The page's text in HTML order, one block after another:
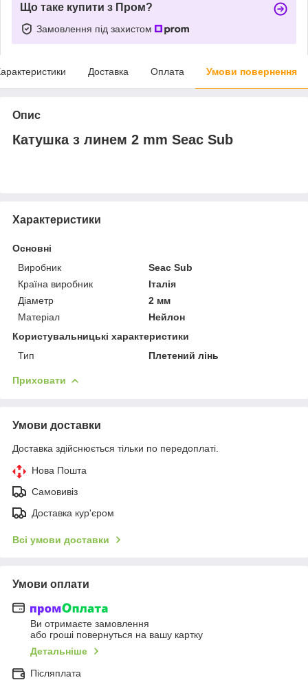
Що таке купити з Пром?
Замовлення під захистом
Доставка Оплата Умови повернення
Опис
Катушка з линем 2 mm Seac Sub
Характеристики
Основні
Виробник
Seac Sub
Країна виробник
Італія
Діаметр
2 мм
Матеріал
Нейлон
Користувальницькі характеристики
Тип
Плетений лінь
Приховати
Умови доставки
Доставка здійснюється тільки по передоплаті.
Нова Пошта
Самовивіз
Доставка кур'єром
Всі умови доставки
Умови оплати
Ви отримаєте замовлення
або гроші повернуться на вашу картку
Детальніше
Післяплата